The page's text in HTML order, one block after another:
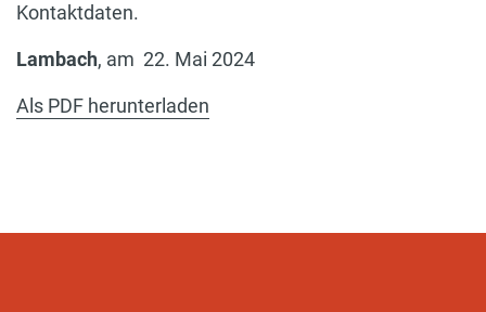
Kontaktdaten.
Lambach, am 22. Mai 2024
Als PDF herunterladen